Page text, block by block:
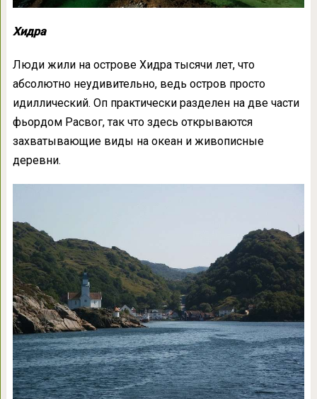
Хидра
Люди жили на острове Хидра тысячи лет, что
абсолютно неудивительно, ведь остров просто
идиллический. Оп практически разделен на две части
фьордом Расвог, так что здесь открываются
захватывающие виды на океан и живописные
деревни.